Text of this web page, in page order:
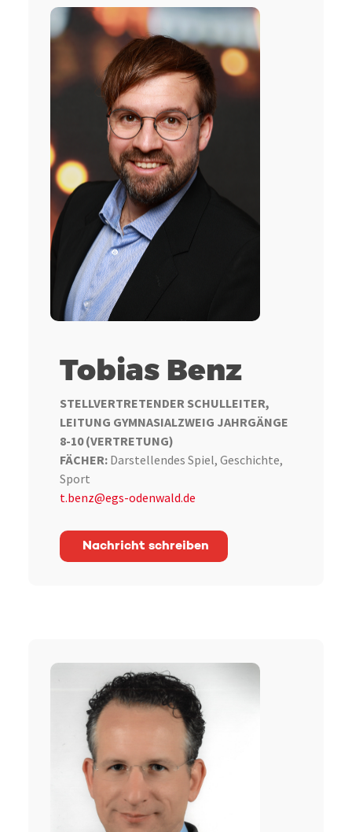
Tobias Benz
STELLVERTRETENDER SCHULLEITER,
LEITUNG GYMNASIALZWEIG JAHRGÄNGE
8-10 (VERTRETUNG)
FÄCHER:Darstellendes Spiel, Geschichte,
Sport
t.benz@egs-odenwald.de
Nachricht schreiben